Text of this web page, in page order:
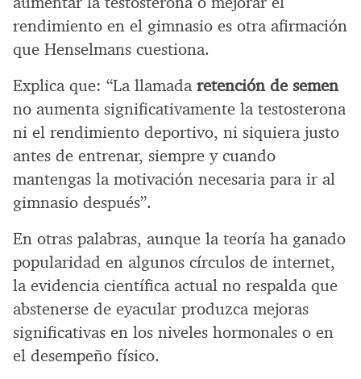
rendimiento en el gimnasio es otra afirmación
que Henselmans cuestiona.
Explica que: “La llamada retención de semen
no aumenta significativamente la testosterona
ni el rendimiento deportivo, ni siquiera justo
antes de entrenar, siempre y cuando
mantengas la motivación necesaria para ir al
gimnasio después”.
En otras palabras, aunque la teoría ha ganado
popularidad en algunos círculos de internet,
la evidencia científica actual no respalda que
abstenerse de eyacular produzca mejoras
significativas en los niveles hormonales o en
el desempeño físico.